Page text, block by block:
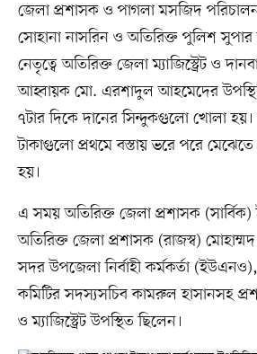
জেলা প্রশাসক ও পাগলা মসজিদ
সোহানা নাসরিন ও অতিরিক্ত পুলিশ
নেতৃত্বে অতিরিক্ত জেলা ম্যাজিস্ট্রেট ও
আহ্বায়ক মো. এরশাদুল আহমেদের
৭টার দিকে দানের সিন্দুকগুলো খোলা হয়।
টাকাগুলো প্রথমে বস্তায় ভরে পরে
হয়।
এ সময় অতিরিক্ত জেলা প্রশাসক
অতিরিক্ত জেলা প্রশাসক (রাজস্ব)
সদর উপজেলা নির্বাহী কর্মকর্তা
কমিটির সদস্যসচিব কামরুল হাসানসহ
ও ম্যাজিস্ট্রেট উপস্থিত ছিলেন।